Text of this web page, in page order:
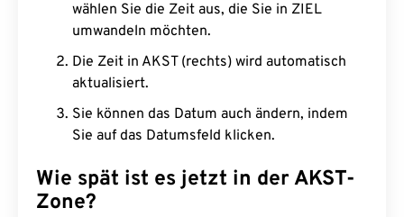
wählen Sie die Zeit aus, die Sie in ZIEL
umwandeln möchten.
Die Zeit in AKST (rechts) wird automatisch
aktualisiert.
Sie können das Datum auch ändern, indem
Sie auf das Datumsfeld klicken.
Wie spät ist es jetzt in der AKST-
Zone?